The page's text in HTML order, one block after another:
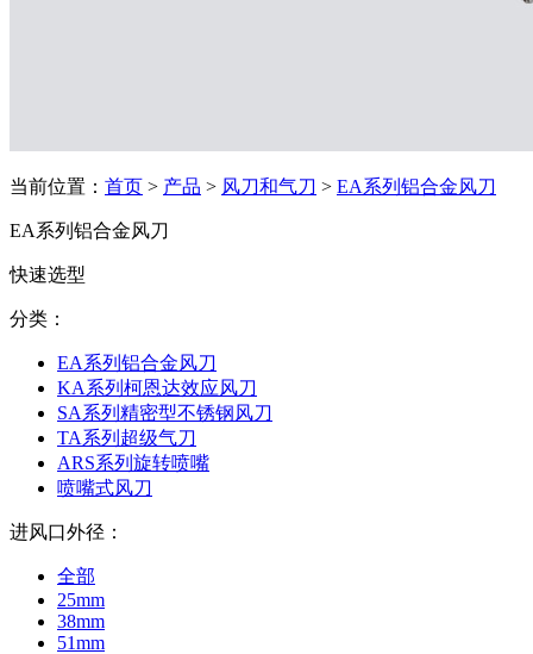
当前位置： 首页 > 产品 > 风刀和气刀 > EA系列铝合金风刀
EA系列铝合金风刀
快速选型
分类：
EA系列铝合金风刀
KA系列柯恩达效应风刀
SA系列精密型不锈钢风刀
TA系列超级气刀
ARS系列旋转喷嘴
喷嘴式风刀
进风口外径：
全部
25mm
38mm
51mm